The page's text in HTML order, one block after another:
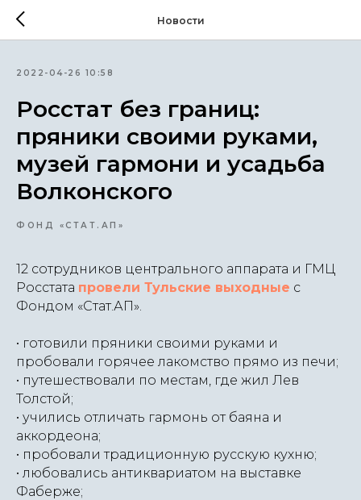
Новости
2022-04-26 10:58
Росстат без границ:
пряники своими руками,
музей гармони и усадьба
Волконского
ФОНД «СТАТ.АП»
12 сотрудников центрального аппарата и ГМЦ
Росстата провели Тульские выходные с
Фондом «Стат.АП».
• готовили пряники своими руками и
пробовали горячее лакомство прямо из печи;
• путешествовали по местам, где жил Лев
Толстой;
• учились отличать гармонь от баяна и
аккордеона;
• пробовали традиционную русскую кухню;
• любовались антиквариатом на выставке
Фаберже;